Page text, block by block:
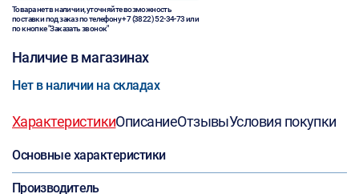
Товара нет в наличии, уточняйте возможность
поставки под заказ по телефону+7 (3822) 52-34-73или
по кнопке "Заказать звонок"
Наличие в магазинах
Нет в наличии на складах
ХарактеристикиОписаниеОтзывыУсловия покупки
Основные характеристики
Производитель